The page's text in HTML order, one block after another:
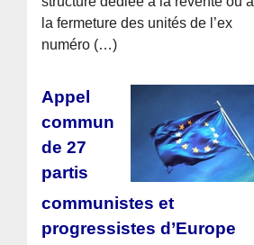
la fermeture des unités de l’ex
numéro (…)
Appel
commun
de 27
partis
communistes et
progressistes d’Europe